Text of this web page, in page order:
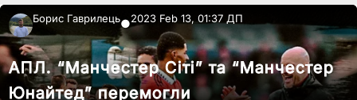
Борис Гаврилець●2023 Feb 13, 01:37 ДП
АПЛ. “Манчестер Сіті” та “Манчестер
Юнайтед” перемогли